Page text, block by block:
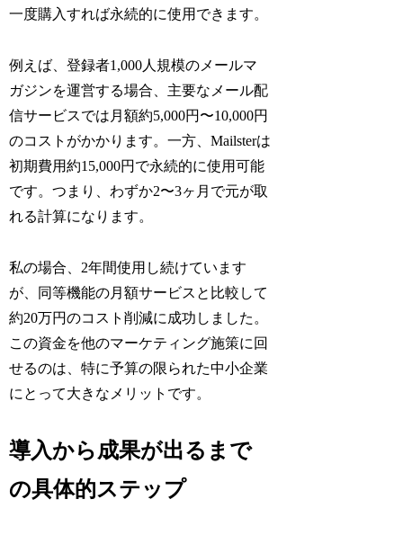
一度購入すれば永続的に使用できます。
例えば、登録者1,000人規模のメールマ
ガジンを運営する場合、主要なメール配
信サービスでは月額約5,000円〜10,000円
のコストがかかります。一方、Mailsterは
初期費用約15,000円で永続的に使用可能
です。つまり、わずか2〜3ヶ月で元が取
れる計算になります。
私の場合、2年間使用し続けています
が、同等機能の月額サービスと比較して
約20万円のコスト削減に成功しました。
この資金を他のマーケティング施策に回
せるのは、特に予算の限られた中小企業
にとって大きなメリットです。
導入から成果が出るまで
の具体的ステップ